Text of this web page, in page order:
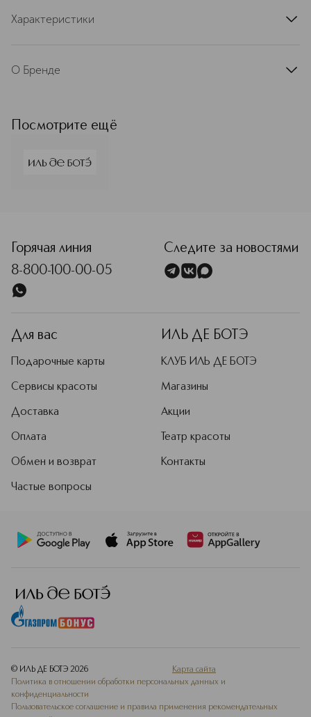
Характеристики
О Бренде
Посмотрите ещё
Горячая линия
8-800-100-00-05
Следите за новостями
Для вас
Подарочные карты
Сервисы красоты
Доставка
Оплата
Обмен и возврат
Частые вопросы
ИЛЬ ДЕ БОТЭ
КЛУБ ИЛЬ ДЕ БОТЭ
Магазины
Акции
Театр красоты
Контакты
© ИЛЬ ДЕ БОТЭ 2026
Карта сайта
Политика в отношении обработки персональных данных и
конфиденциальности
Пользовательское соглашение и правила применения рекомендательных